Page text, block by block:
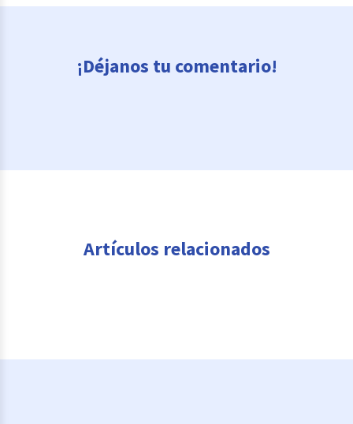
¡Déjanos tu comentario!
Artículos relacionados